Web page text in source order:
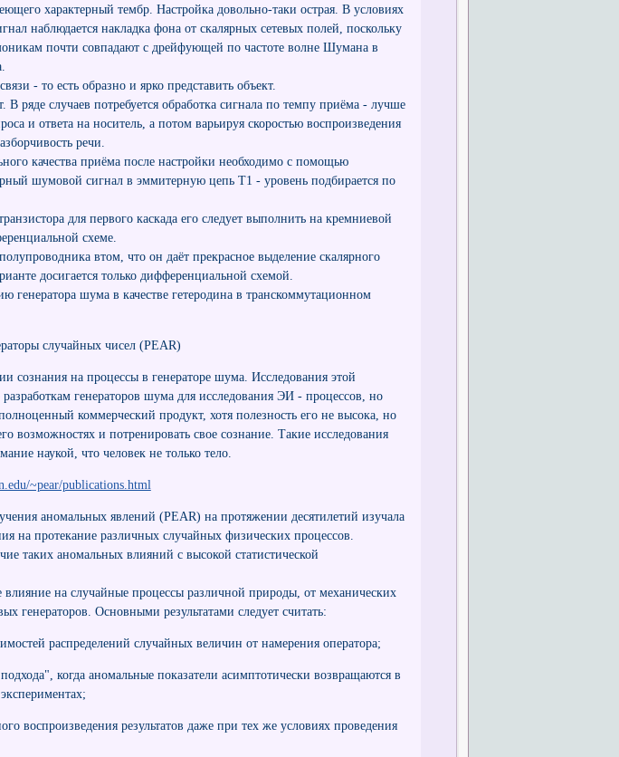
характерный тембр. Настройка довольно-таки острая. В условиях
наблюдается накладка фона от скалярных сетевых полей, поскольку
почти совпадают с дрейфующей по частоте волне Шумана в
- то есть образно и ярко представить объект.
В ряде случаев потребуется обработка сигнала по темпу приёма - лучше
и ответа на носитель, а потом варьируя скоростью воспроизведения
речи.
качества приёма после настройки необходимо с помощью
шумовой сигнал в эммитерную цепь Т1 - уровень подбирается по
для первого каскада его следует выполнить на кремниевой
схеме.
втом, что он даёт прекрасное выделение скалярного
досигается только дифференциальной схемой.
генератора шума в качестве гетеродина в транскоммутационном
случайных чисел (PEAR)
сознания на процессы в генераторе шума. Исследования этой
генераторов шума для исследования ЭИ - процессов, но
коммерческий продукт, хотя полезность его не высока, но
возможностях и потренировать свое сознание. Такие исследования
наукой, что человек не только тело.
~pear/publications.html
аномальных явлений (PEAR) на протяжении десятилетий изучала
на протекание различных случайных физических процессов.
таких аномальных влияний с высокой статистической
влияние на случайные процессы различной природы, от механических
генераторов. Основными результатами следует считать:
распределений случайных величин от намерения оператора;
когда аномальные показатели асимптотически возвращаются в
воспроизведения результатов даже при тех же условиях проведения